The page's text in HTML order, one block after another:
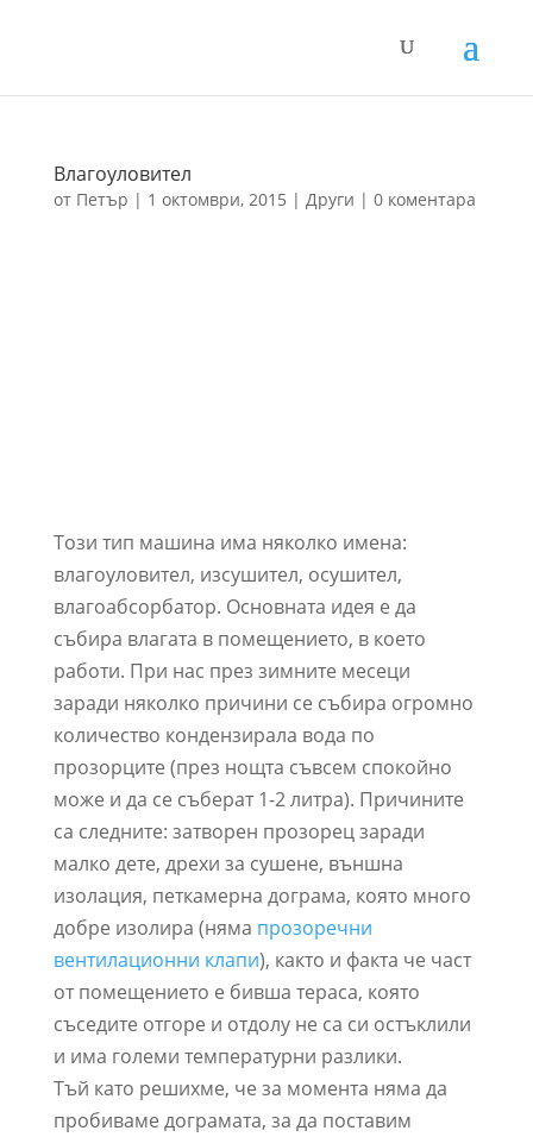
Влагоуловител
от Петър | 1 октомври, 2015 | Други | 0 коментара
Този тип машина има няколко имена:
влагоуловител, изсушител, осушител,
влагоабсорбатор. Основната идея е да
събира влагата в помещението, в което
работи. При нас през зимните месеци
заради няколко причини се събира огромно
количество кондензирала вода по
прозорците (през нощта съвсем спокойно
може и да се съберат 1-2 литра). Причините
са следните: затворен прозорец заради
малко дете, дрехи за сушене, външна
изолация, петкамерна дограма, която много
добре изолира (няма прозоречни
вентилационни клапи), както и факта че част
от помещението е бивша тераса, която
съседите отгоре и отдолу не са си остъклили
и има големи температурни разлики.
Тъй като решихме, че за момента няма да
пробиваме дограмата, за да поставим